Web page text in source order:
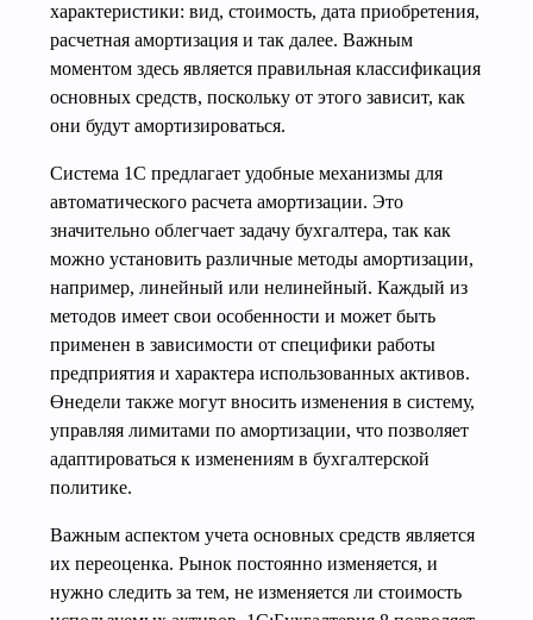
характеристики: вид, стоимость, дата приобретения,
расчетная амортизация и так далее. Важным
моментом здесь является правильная классификация
основных средств, поскольку от этого зависит, как
они будут амортизироваться.
Система 1С предлагает удобные механизмы для
автоматического расчета амортизации. Это
значительно облегчает задачу бухгалтера, так как
можно установить различные методы амортизации,
например, линейный или нелинейный. Каждый из
методов имеет свои особенности и может быть
применен в зависимости от специфики работы
предприятия и характера использованных активов.
Өнедели также могут вносить изменения в систему,
управляя лимитами по амортизации, что позволяет
адаптироваться к изменениям в бухгалтерской
политике.
Важным аспектом учета основных средств является
их переоценка. Рынок постоянно изменяется, и
нужно следить за тем, не изменяется ли стоимость